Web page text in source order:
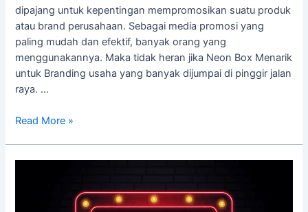
dipajang untuk kepentingan mempromosikan suatu produk
atau brand perusahaan. Sebagai media promosi yang
paling mudah dan efektif, banyak orang yang
menggunakannya. Maka tidak heran jika Neon Box Menarik
untuk Branding usaha yang banyak dijumpai di pinggir jalan
raya. …
Read More »